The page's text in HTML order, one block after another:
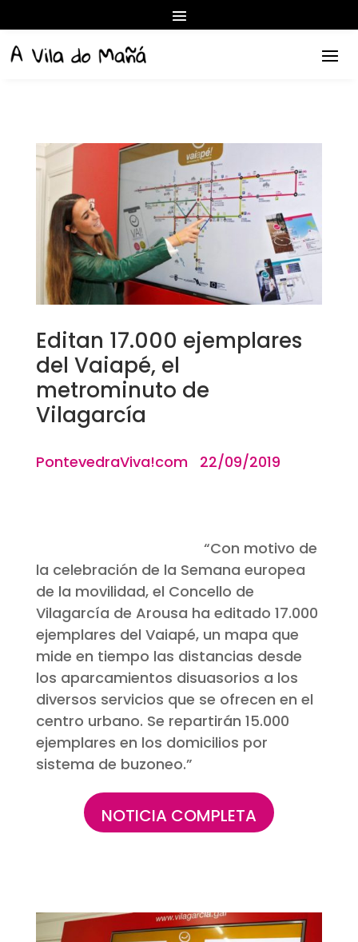
Editan 17.000 ejemplares
del Vaiapé, el
metrominuto de
Vilagarcía
PontevedraViva!com 22/09/2019
“Con motivo de
la celebración de la Semana europea
de la movilidad, el Concello de
Vilagarcía de Arousa ha editado 17.000
ejemplares del Vaiapé, un mapa que
mide en tiempo las distancias desde
los aparcamientos disuasorios a los
diversos servicios que se ofrecen en el
centro urbano. Se repartirán 15.000
ejemplares en los domicilios por
sistema de buzoneo.”
NOTICIA COMPLETA